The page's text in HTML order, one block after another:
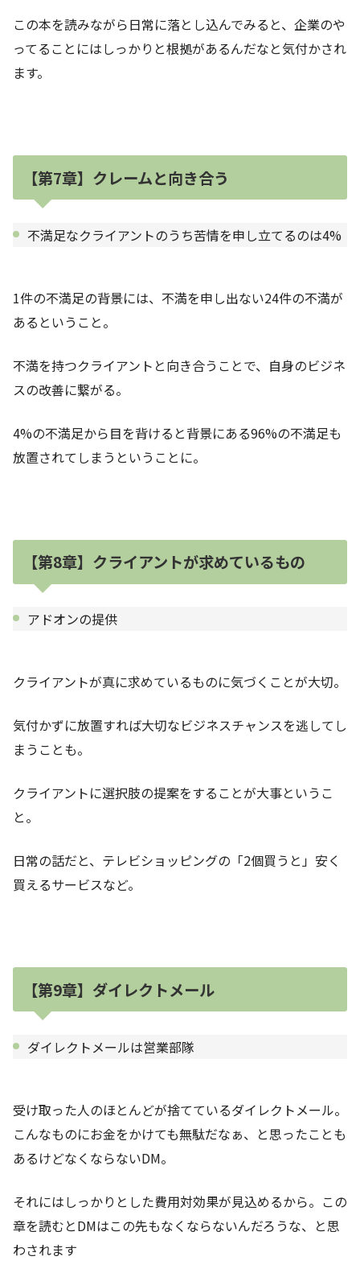
この本を読みながら日常に落とし込んでみると、企業のや
ってることにはしっかりと根拠があるんだなと気付かされ
ます。
【第7章】クレームと向き合う
不満足なクライアントのうち苦情を申し立てるのは4%
1件の不満足の背景には、不満を申し出ない24件の不満が
あるということ。
不満を持つクライアントと向き合うことで、自身のビジネ
スの改善に繋がる。
4%の不満足から目を背けると背景にある96%の不満足も
放置されてしまうということに。
【第8章】クライアントが求めているもの
アドオンの提供
クライアントが真に求めているものに気づくことが大切。
気付かずに放置すれば大切なビジネスチャンスを逃してし
まうことも。
クライアントに選択肢の提案をすることが大事というこ
と。
日常の話だと、テレビショッピングの「2個買うと」安く
買えるサービスなど。
【第9章】ダイレクトメール
ダイレクトメールは営業部隊
受け取った人のほとんどが捨てているダイレクトメール。
こんなものにお金をかけても無駄だなぁ、と思ったことも
あるけどなくならないDM。
それにはしっかりとした費用対効果が見込めるから。この
章を読むとDMはこの先もなくならないんだろうな、と思
わされます